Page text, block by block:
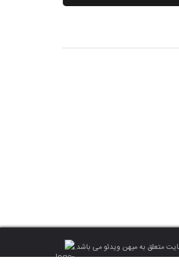
متعلق به میهن ویدئو می باشد.